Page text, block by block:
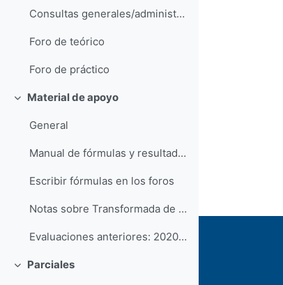
Consultas generales/administrativas
Foro de teórico
Foro de práctico
Colapsar
Material de apoyo
General
Manual de fórmulas y resultados
Escribir fórmulas en los foros
Notas sobre Transformada de Fourier
Evaluaciones anteriores: 2020, 2019
Colapsar
Parciales